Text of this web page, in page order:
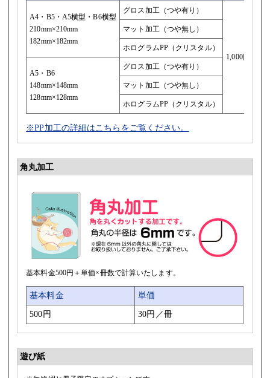
A4・B5・A5横型・B6横型
210mm×210mm
182mm×182mm
グロス加工（つや有り）
1,000円
マット加工（つや無し）
ホログラムPP（クリスタル）
A5・B6
148mm×148mm
128mm×128mm
グロス加工（つや有り）
マット加工（つや無し）
ホログラムPP（クリスタル）
※PP加工の詳細はこちらをご覧ください。
角丸加工
基本料金500円＋単価×冊数で計算いたします。
基本料金 単価
500円 30円／冊
遊び紙